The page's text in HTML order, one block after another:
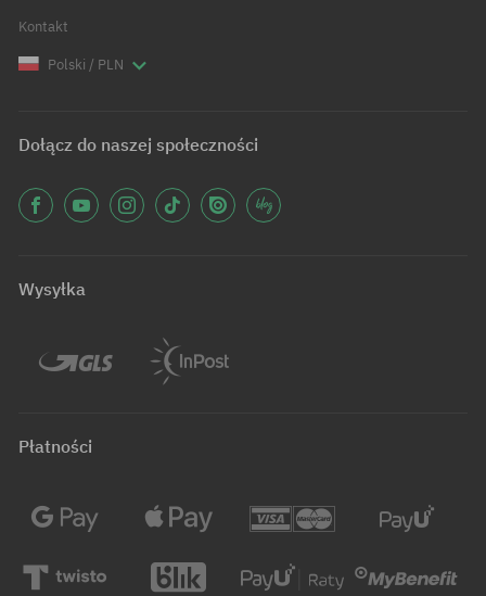
Kontakt
Polski / PLN
Dołącz do naszej społeczności
Wysyłka
Płatności